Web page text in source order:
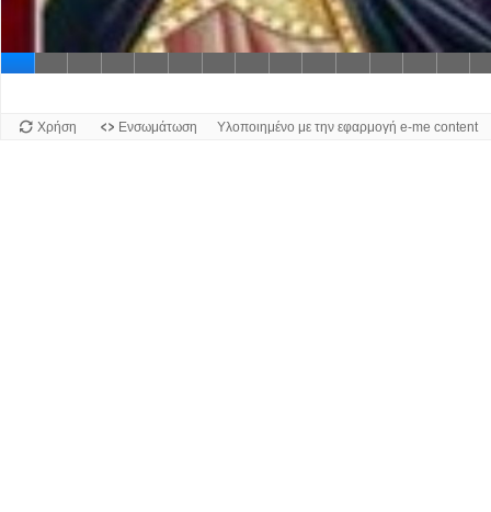
Χρήση Ενσωμάτωση Υλοποιημένο με την εφαρμογή e-me content